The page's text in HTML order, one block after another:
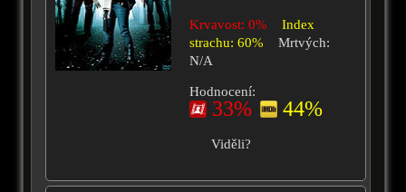
Krvavost: 0%
Index
strachu: 60%
Mrtvých:
N/A
Hodnocení:
33% 44%
Viděli?